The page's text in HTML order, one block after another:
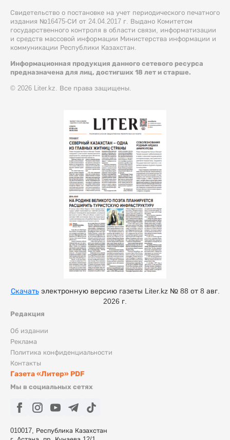
Свидетельство о постановке на учет периодического печатного
издания №16475-СИ от 24.04.2017 г. Выдано Комитетом
государственного контроля в области связи, информатизации
и средств массовой информации Министерства информации и
коммуникации Республики Казахстан.
Информационная продукция данного сетевого ресурса
предназначена для лиц, достигших 18 лет и старше.
© 2026 Liter.kz. Все права защищены.
Редакция
Об издании
Реклама
Политика конфиденциальности
Контакты
Газета «Литер» PDF
Мы в социальных сетях
010017, Республика Казахстан
Скачатьэлектронную версию газеты Liter.kz № 88 от 8 авг.
2026 г.